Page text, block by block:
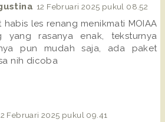
12 Februari 2025 pukul 08.52
les renang menikmati MOIAA
yang rasanya enak, teksturnya
pun mudah saja, ada paket
nih dicoba
Februari 2025 pukul 09.41